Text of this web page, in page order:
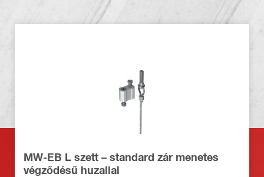
MW-EB L szett – standard zár menetes
végződésű huzallal